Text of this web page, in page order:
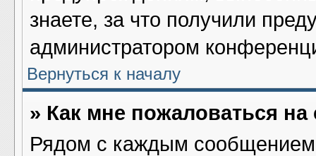
знаете, за что получили
администратором
Вернуться к началу
» Как мне пожаловаться
Рядом с каждым сообщением